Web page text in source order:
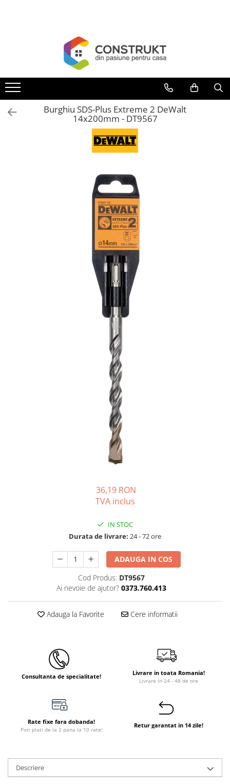
Termoseminee, seminee si sobe
Cazane pe combustibil solid
Cazane pe combustibil gazos/lichid
Aeroterme si destratificatoare de
Radiatoare si convectoare
Panouri radiante si incalzitoare cu
Solutii de curatare si tratare
Schimbatoare de caldura
Contoare energie termica
Incalzitoare pe motorina / gaz
Pompe de circulatie si accesorii
Detectoare si regulatoare de gaz si
Producere apa calda menajera
Panouri solare si fotovoltaice
Panouri solare cu tuburi vidate
Pachete complete panouri solare
Echipamente pentru panouri
Panouri solare fotovoltaice
Ventilatie si climatizare
Rooftop-uri pentru racire si
incalzire
Unitati motocondensante
Sisteme evaporative de climatizare
Ventilatoare pentru tubulatura
Filtrare si odorizare aer
Burghiu SDS-Plus Extreme 2 DeWalt
14x200mm - DT9567
36,19 RON
TVA inclus
IN STOC
Durata de livrare: 24 - 72 ore
ADAUGA IN COS
Cod Produs: DT9567
Ai nevoie de ajutor? 0373.760.413
Adauga la Favorite Cere informatii
Consultanta de specialitate! Livrare in toata Romania!
Livrare in 24 - 48 de ore
Rate fixe fara dobanda!
Poti plati de la 2 pana la 10 rate!
Retur garantat in 14 zile!
Descriere